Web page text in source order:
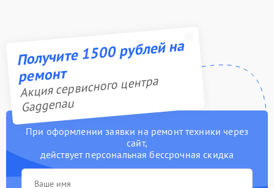
Получите 1500 рублей на
ремонт
Акция сервисного центра
Gaggenau
При оформлении заявки на ремонт техники через
сайт,
действует персональная бессрочная скидка